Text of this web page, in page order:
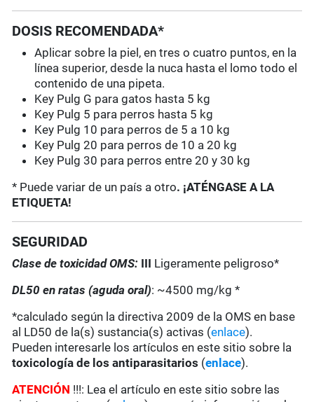
DOSIS RECOMENDADA*
Aplicar sobre la piel, en tres o cuatro puntos, en la
línea superior, desde la nuca hasta el lomo todo el
contenido de una pipeta.
Key Pulg G para gatos hasta 5 kg
Key Pulg 5 para perros hasta 5 kg
Key Pulg 10 para perros de 5 a 10 kg
Key Pulg 20 para perros de 10 a 20 kg
Key Pulg 30 para perros entre 20 y 30 kg
* Puede variar de un país a otro. ¡ATÉNGASE A LA
ETIQUETA!
SEGURIDAD
Clase de toxicidad OMS: III Ligeramente peligroso*
DL50 en ratas (aguda oral): ~4500 mg/kg *
*calculado según la directiva 2009 de la OMS en base
al LD50 de la(s) sustancia(s) activas (enlace).
Pueden interesarle los artículos en este sitio sobre la
toxicología de los antiparasitarios (enlace).
ATENCIÓN !!!: Lea el artículo en este sitio sobre las